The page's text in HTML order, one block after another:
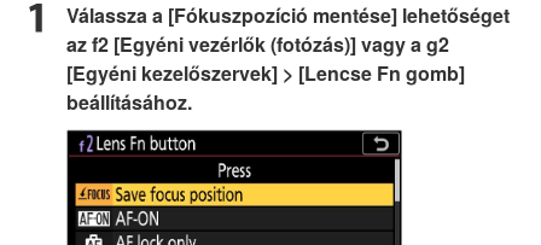
Válassza a [Fókuszpozíció mentése] lehetőséget
az f2 [Egyéni vezérlők (fotózás)] vagy a g2
[Egyéni kezelőszervek] > [Lencse Fn gomb]
beállításához.